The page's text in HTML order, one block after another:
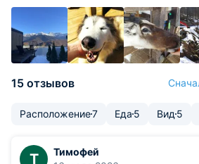
15 отзывов
Расположение7 Еда 5 Вид 5
Т
Тимофей